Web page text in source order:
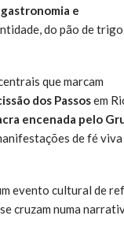
e
do pão de
que marcam
dos Passosem
encenada pelo
de fé
evento cultural de
cruzam numa